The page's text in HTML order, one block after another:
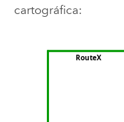
cartográfica: